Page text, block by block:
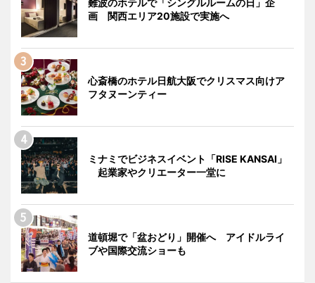
画 関西エリア20施設で実施へ
心斎橋のホテル日航大阪でクリスマス向けア
フタヌーンティー
ミナミでビジネスイベント「RISE KANSAI」
起業家やクリエーター一堂に
道頓堀で「盆おどり」開催へ アイドルライ
ブや国際交流ショーも